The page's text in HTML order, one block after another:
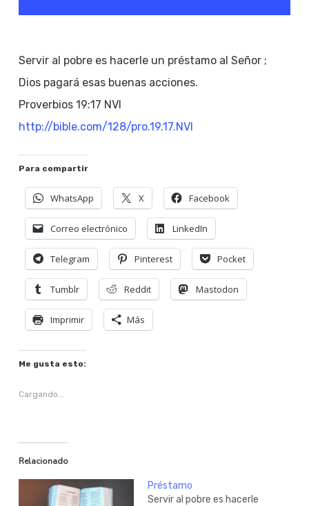
Servir al pobre es hacerle un préstamo al Señor ;
Dios pagará esas buenas acciones.
Proverbios 19:17 NVI
http://bible.com/128/pro.19.17.NVI
Para compartir
WhatsApp X Facebook
Correo electrónico LinkedIn
Telegram Pinterest Pocket
Tumblr Reddit Mastodon
Imprimir Más
Me gusta esto:
Cargando...
Relacionado
Préstamo
Servir al pobre es hacerle